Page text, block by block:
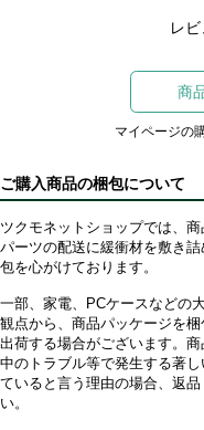
レ
商
マイページの
ご購入商品の梱包について
ツクモネットショップでは、
パーツの配送に緩衝材を敷き
包を心がけております。
一部、家電、PCケースなどの
観点から、商品パッケージを
出荷する場合がございます。
中のトラブル等で発生する著
ていると言う理由の場合、返
い。